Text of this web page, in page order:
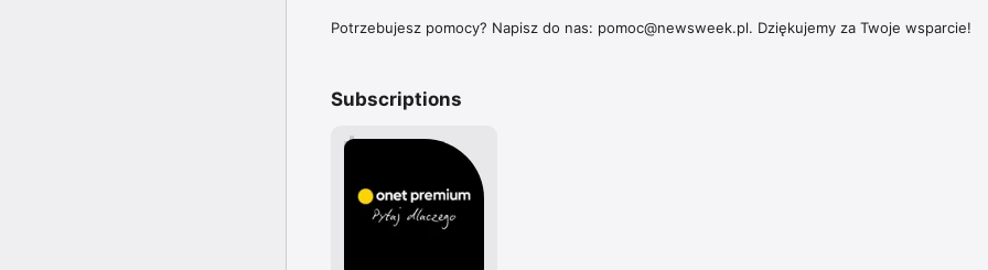
Potrzebujesz pomocy? Napisz do nas: pomoc@newsweek.pl. Dziękujemy za Twoje wsparcie!
Subscriptions